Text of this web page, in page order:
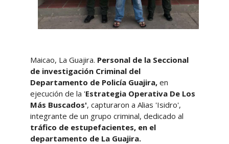
Maicao, La Guajira. Personal de la Seccional
de investigación Criminal del
Departamento de Policía Guajira,en
ejecución de la 'Estrategia Operativa De Los
Más Buscados', capturaron a Alias 'Isidro',
integrante de un grupo criminal, dedicado al
tráfico de estupefacientes, en el
departamento de La Guajira.